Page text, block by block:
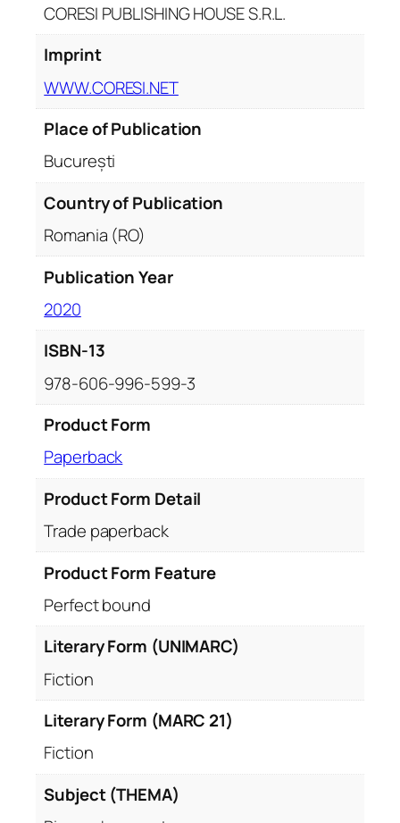
n
m
n
a
i
CORESI PUBLISHING HOUSE S.R.L.
Imprint
WWW.CORESI.NET
Place of Publication
București
Country of Publication
Romania (RO)
Publication Year
2020
ISBN-13
978-606-996-599-3
Product Form
Paperback
Product Form Detail
Trade paperback
Product Form Feature
Perfect bound
Literary Form (UNIMARC)
Fiction
Literary Form (MARC 21)
Fiction
Subject (THEMA)